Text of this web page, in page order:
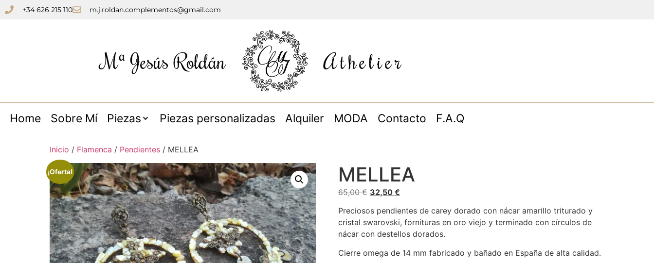
+34 626 215 110 m.j.roldan.complementos@gmail.com
Mª Jesús Roldán Athelier
Home Sobre Mí Piezas Piezas personalizadas Alquiler MODA Contacto F.A.Q
Inicio / Flamenca / Pendientes / MELLEA
¡Oferta! MELLEA
65,00€ 32,50 €
Preciosos pendientes de carey dorado con nácar amarillo triturado y
cristal swarovski, fornituras en oro viejo y terminado con círculos de
nácar con destellos dorados.
Cierre omega de 14 mm fabricado y bañado en España de alta calidad.